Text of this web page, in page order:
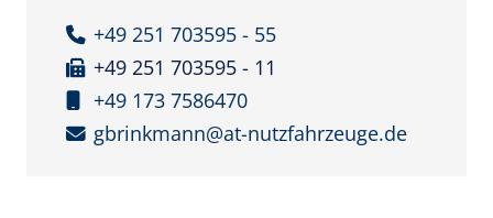
+49 251 703595 - 55
+49 251 703595 - 11
+49 173 7586470
gbrinkmann@at-nutzfahrzeuge.de